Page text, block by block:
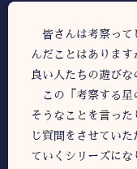
皆さんは考察って
んだことはありま
良い人たちの遊び
この「考察する星
そうなことを言っ
じ質問をさせてい
ていくシリーズにな